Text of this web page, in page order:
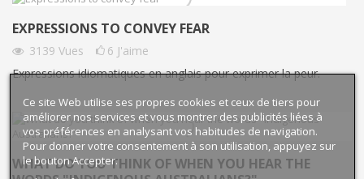
EXPRESSIONS TO CONVEY FEAR
3139 Vues 6 J'aime
Expressions idiomatiques en anglais pour exprimer la peur.
WHAT DO YOU THINK OF WHEN YOU HEAR THE
Ce site Web utilise ses propres cookies et ceux de tiers pour
améliorer nos services et vous montrer des publicités liées à
vos préférences en analysant vos habitudes de navigation.
Pour donner votre consentement à son utilisation, appuyez sur
le bouton Accepter.